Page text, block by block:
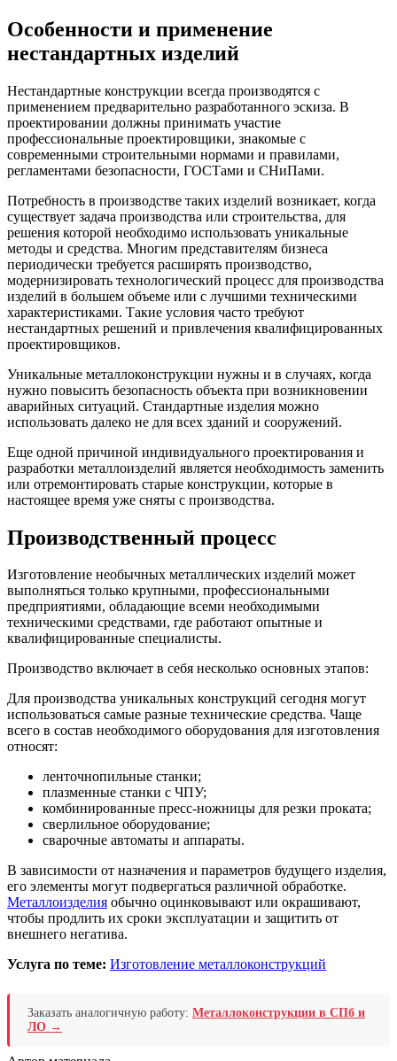
Особенности и применение
нестандартных изделий
Нестандартные конструкции всегда производятся с
применением предварительно разработанного эскиза. В
проектировании должны принимать участие
профессиональные проектировщики, знакомые с
современными строительными нормами и правилами,
регламентами безопасности, ГОСТами и СНиПами.
Потребность в производстве таких изделий возникает, когда
существует задача производства или строительства, для
решения которой необходимо использовать уникальные
методы и средства. Многим представителям бизнеса
периодически требуется расширять производство,
модернизировать технологический процесс для производства
изделий в большем объеме или с лучшими техническими
характеристиками. Такие условия часто требуют
нестандартных решений и привлечения квалифицированных
проектировщиков.
Уникальные металлоконструкции нужны и в случаях, когда
нужно повысить безопасность объекта при возникновении
аварийных ситуаций. Стандартные изделия можно
использовать далеко не для всех зданий и сооружений.
Еще одной причиной индивидуального проектирования и
разработки металлоизделий является необходимость заменить
или отремонтировать старые конструкции, которые в
настоящее время уже сняты с производства.
Производственный процесс
Изготовление необычных металлических изделий может
выполняться только крупными, профессиональными
предприятиями, обладающие всеми необходимыми
техническими средствами, где работают опытные и
квалифицированные специалисты.
Производство включает в себя несколько основных этапов:
Для производства уникальных конструкций сегодня могут
использоваться самые разные технические средства. Чаще
всего в состав необходимого оборудования для изготовления
относят:
ленточнопильные станки;
плазменные станки с ЧПУ;
комбинированные пресс-ножницы для резки проката;
сверлильное оборудование;
сварочные автоматы и аппараты.
В зависимости от назначения и параметров будущего изделия,
его элементы могут подвергаться различной обработке.
Металлоизделия обычно оцинковывают или окрашивают,
чтобы продлить их сроки эксплуатации и защитить от
внешнего негатива.
Услуга по теме: Изготовление металлоконструкций
Заказать аналогичную работу: Металлоконструкции в СПб и
ЛО →